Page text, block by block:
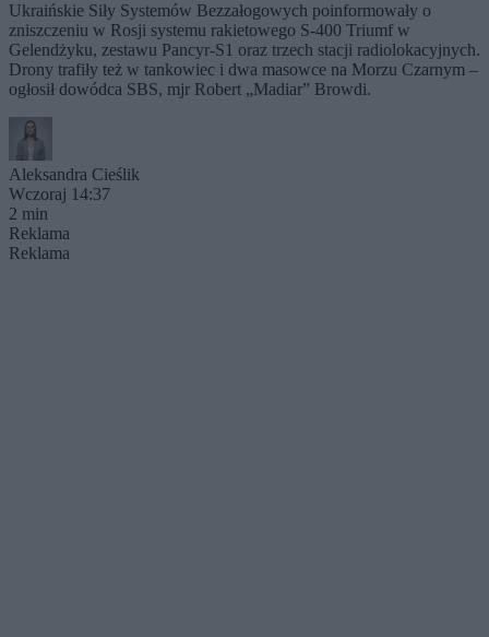
Ukraińskie Siły Systemów Bezzałogowych poinformowały o
zniszczeniu w Rosji systemu rakietowego S-400 Triumf w
Gelendżyku, zestawu Pancyr-S1 oraz trzech stacji radiolokacyjnych.
Drony trafiły też w tankowiec i dwa masowce na Morzu Czarnym –
ogłosił dowódca SBS, mjr Robert „Madiar” Browdi.
Aleksandra Cieślik
Wczoraj 14:37
2 min
Reklama
Reklama